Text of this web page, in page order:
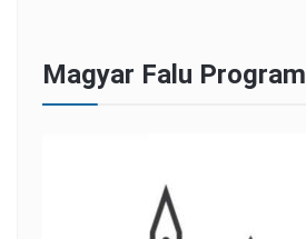
Magyar Falu Program